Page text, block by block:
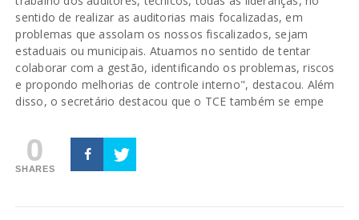
sentido de realizar as auditorias mais focalizadas, em
problemas que assolam os nossos fiscalizados, sejam
estaduais ou municipais. Atuamos no sentido de tentar
colaborar com a gestão, identificando os problemas, riscos
e propondo melhorias de controle interno", destacou. Além
disso, o secretário destacou que o TCE também se empe
0
SHARES